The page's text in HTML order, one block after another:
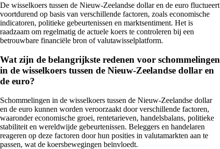
De wisselkoers tussen de Nieuw-Zeelandse dollar en de euro fluctueert
voortdurend op basis van verschillende factoren, zoals economische
indicatoren, politieke gebeurtenissen en marktsentiment. Het is
raadzaam om regelmatig de actuele koers te controleren bij een
betrouwbare financiële bron of valutawisselplatform.
Wat zijn de belangrijkste redenen voor schommelingen
in de wisselkoers tussen de Nieuw-Zeelandse dollar en
de euro?
Schommelingen in de wisselkoers tussen de Nieuw-Zeelandse dollar
en de euro kunnen worden veroorzaakt door verschillende factoren,
waaronder economische groei, rentetarieven, handelsbalans, politieke
stabiliteit en wereldwijde gebeurtenissen. Beleggers en handelaren
reageren op deze factoren door hun posities in valutamarkten aan te
passen, wat de koersbewegingen beïnvloedt.